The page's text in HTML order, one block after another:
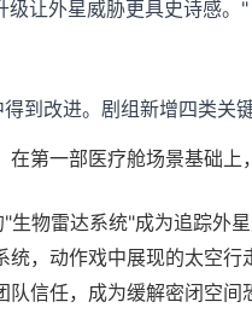
级让外星威胁更具史诗感。"
到改进。剧组新增四类关键
在第一部医疗舱场景基础
生物雷达系统"成为追踪外
统，动作戏中展现的太空
队信任，成为缓解密闭空间